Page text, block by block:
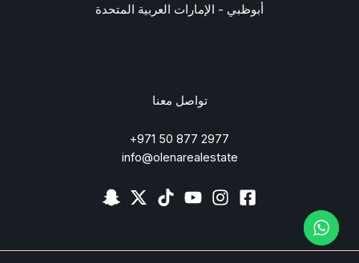
أبوظبي - الإمارات العربية المتحدة
تواصل معنا
2977 877 50 971+
info@olenarealestate